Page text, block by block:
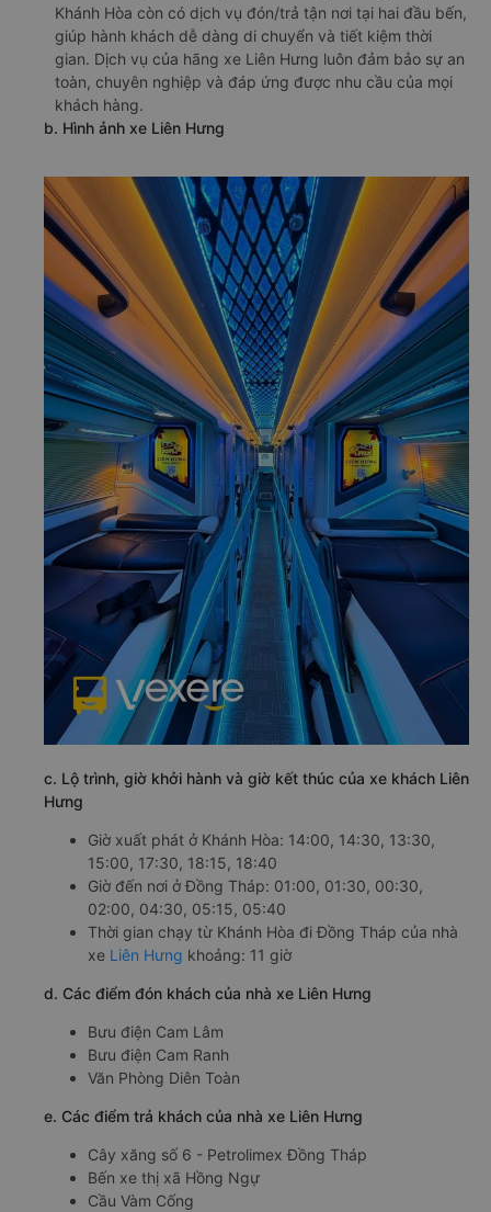
Khánh Hòa còn có dịch vụ đón/trả tận nơi tại hai đầu bến,
giúp hành khách dễ dàng di chuyển và tiết kiệm thời
gian. Dịch vụ của hãng xe Liên Hưng luôn đảm bảo sự an
toàn, chuyên nghiệp và đáp ứng được nhu cầu của mọi
khách hàng.
b. Hình ảnh xe Liên Hưng
c. Lộ trình, giờ khởi hành và giờ kết thúc của xe khách Liên
Hưng
Giờ xuất phát ở Khánh Hòa: 14:00, 14:30, 13:30,
15:00, 17:30, 18:15, 18:40
Giờ đến nơi ở Đồng Tháp: 01:00, 01:30, 00:30,
02:00, 04:30, 05:15, 05:40
Thời gian chạy từ Khánh Hòa đi Đồng Tháp của nhà
xe Liên Hưng khoảng: 11 giờ
d. Các điểm đón khách của nhà xe Liên Hưng
Bưu điện Cam Lâm
Bưu điện Cam Ranh
Văn Phòng Diên Toàn
e. Các điểm trả khách của nhà xe Liên Hưng
Cây xăng số 6 - Petrolimex Đồng Tháp
Bến xe thị xã Hồng Ngự
Cầu Vàm Cống